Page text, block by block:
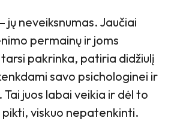
– jų neveiksnumas. Jaučiai
permainų ir joms
pakrinka, patiria didžiulį
savo psichologinei ir
juos labai veikia ir dėl to
viskuo nepatenkinti.